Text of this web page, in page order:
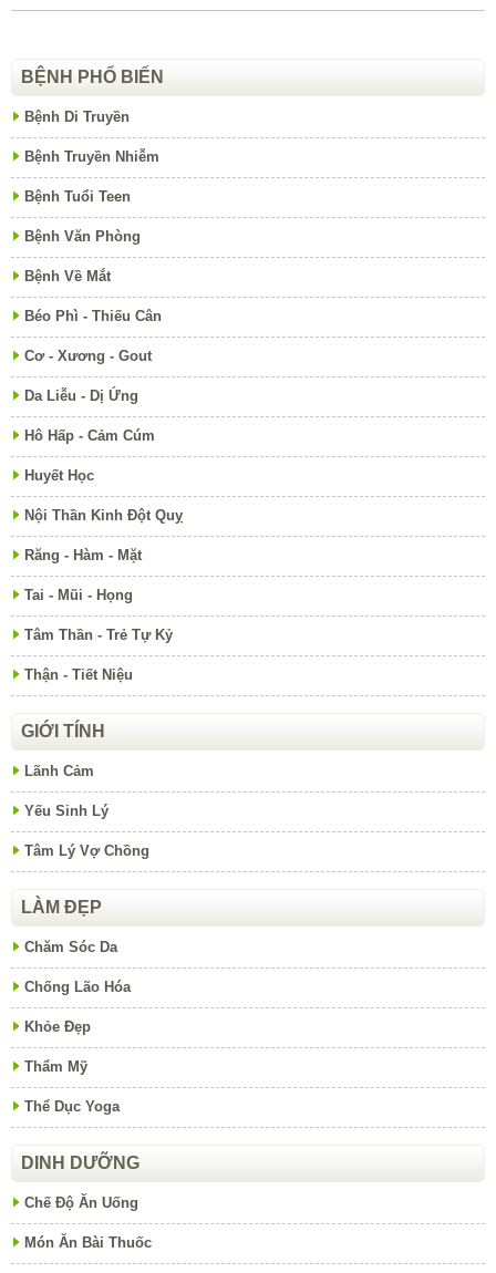
BỆNH PHỔ BIẾN
Bệnh Di Truyền
Bệnh Truyền Nhiễm
Bệnh Tuổi Teen
Bệnh Văn Phòng
Bệnh Về Mắt
Béo Phì - Thiếu Cân
Cơ - Xương - Gout
Da Liễu - Dị Ứng
Hô Hấp - Cảm Cúm
Huyết Học
Nội Thần Kinh Đột Quỵ
Răng - Hàm - Mặt
Tai - Mũi - Họng
Tâm Thần - Trẻ Tự Kỷ
Thận - Tiết Niệu
GIỚI TÍNH
Lãnh Cảm
Yếu Sinh Lý
Tâm Lý Vợ Chồng
LÀM ĐẸP
Chăm Sóc Da
Chống Lão Hóa
Khỏe Đẹp
Thẩm Mỹ
Thể Dục Yoga
DINH DƯỠNG
Chế Độ Ăn Uống
Món Ăn Bài Thuốc